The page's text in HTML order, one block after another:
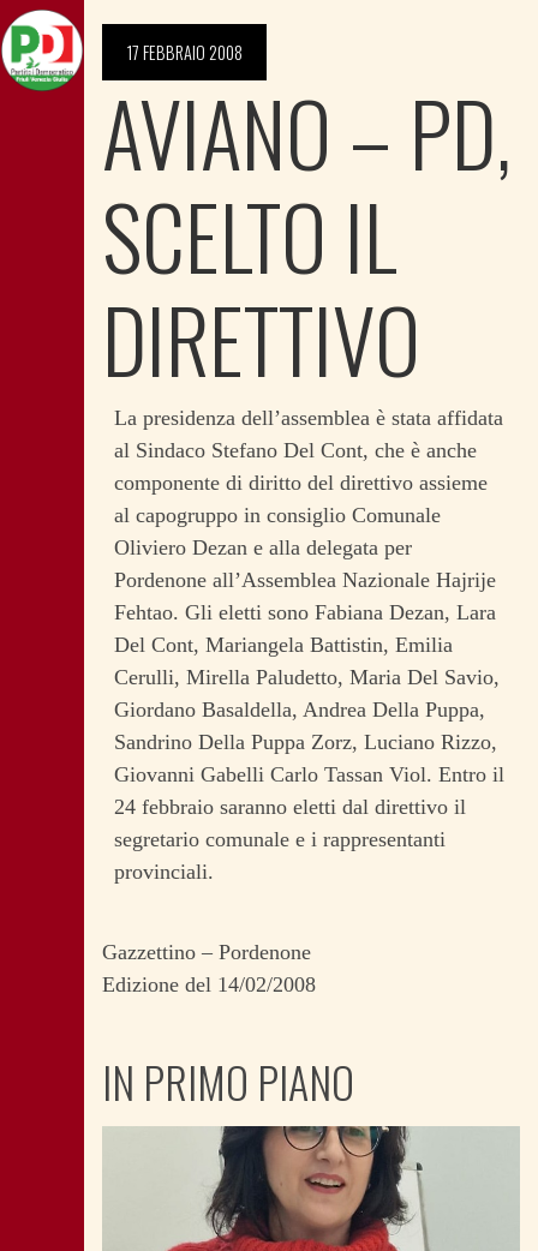
17 FEBBRAIO 2008
AVIANO – PD,
SCELTO IL
DIRETTIVO
La presidenza dell’assemblea è stata affidata
al Sindaco Stefano Del Cont, che è anche
componente di diritto del direttivo assieme
al capogruppo in consiglio Comunale
Oliviero Dezan e alla delegata per
Pordenone all’Assemblea Nazionale Hajrije
Fehtao. Gli eletti sono Fabiana Dezan, Lara
Del Cont, Mariangela Battistin, Emilia
Cerulli, Mirella Paludetto, Maria Del Savio,
Giordano Basaldella, Andrea Della Puppa,
Sandrino Della Puppa Zorz, Luciano Rizzo,
Giovanni Gabelli Carlo Tassan Viol. Entro il
24 febbraio saranno eletti dal direttivo il
segretario comunale e i rappresentanti
provinciali.
Gazzettino – Pordenone
Edizione del 14/02/2008
IN PRIMO PIANO